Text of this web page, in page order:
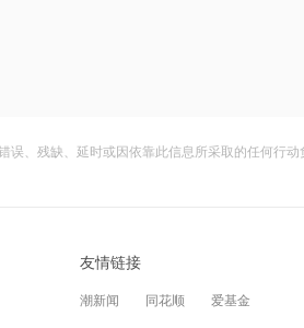
12:23
特朗普说很多人称他
、残缺、延时或因依靠此信息所采取的任何行
友情链接
潮新闻 同花顺 爱基金